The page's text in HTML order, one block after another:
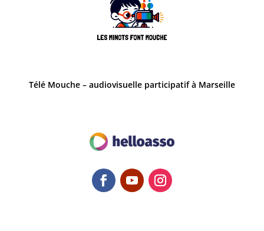
Télé Mouche – audiovisuelle participatif à Marseille